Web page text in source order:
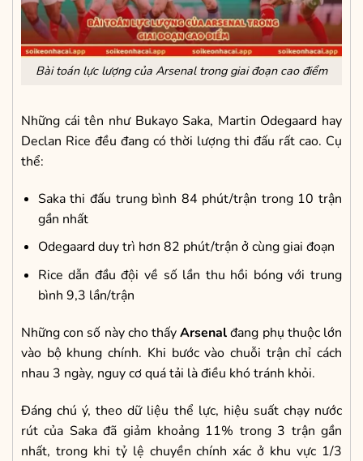
Bài toán lực lượng của Arsenal trong giai đoạn cao điểm
Những cái tên như Bukayo Saka, Martin Odegaard hay
Declan Rice đều đang có thời lượng thi đấu rất cao. Cụ
thể:
Saka thi đấu trung bình 84 phút/trận trong 10 trận
gần nhất
Odegaard duy trì hơn 82 phút/trận ở cùng giai đoạn
Rice dẫn đầu đội về số lần thu hồi bóng với trung
bình 9,3 lần/trận
Những con số này cho thấyArsenalđang phụ thuộc lớn
vào bộ khung chính. Khi bước vào chuỗi trận chỉ cách
nhau 3 ngày, nguy cơ quá tải là điều khó tránh khỏi.
Đáng chú ý, theo dữ liệu thể lực, hiệu suất chạy nước
rút của Saka đã giảm khoảng 11% trong 3 trận gần
nhất, trong khi tỷ lệ chuyền chính xác ở khu vực 1/3